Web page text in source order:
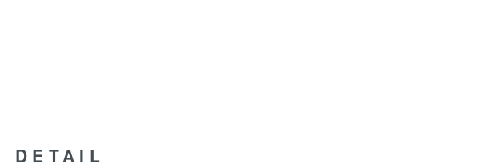
DETAIL